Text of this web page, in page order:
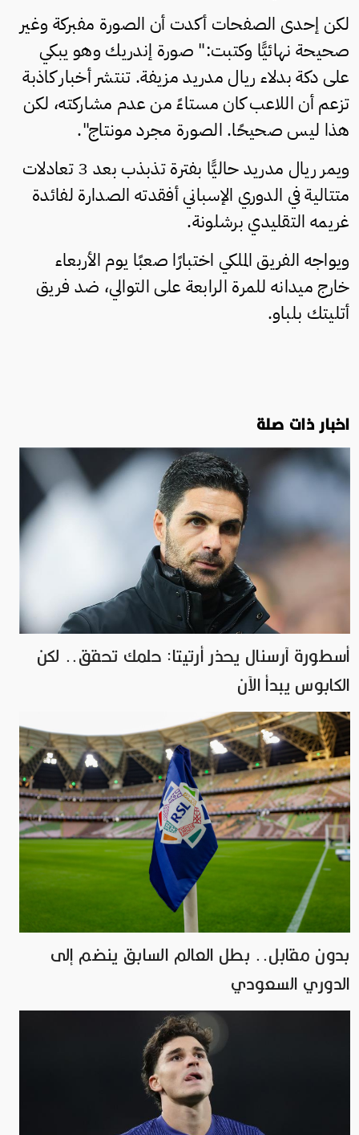
لكن إحدى الصفحات أكدت أن الصورة مفبركة وغير
صحيحة نهائيًّا وكتبت:" صورة إندريك وهو يبكي
على دكة بدلاء ريال مدريد مزيفة. تنتشر أخبار كاذبة
تزعم أن اللاعب كان مستاءً من عدم مشاركته، لكن
هذا ليس صحيحًا. الصورة مجرد مونتاج".
ويمر ريال مدريد حاليًّا بفترة تذبذب بعد 3 تعادلات
متتالية في الدوري الإسباني أفقدته الصدارة لفائدة
غريمه التقليدي برشلونة.
ويواجه الفريق الملكي اختبارًا صعبًا يوم الأربعاء
خارج ميدانه للمرة الرابعة على التوالي، ضد فريق
أتليتك بلباو.
اخبار ذات صلة
أسطورة آرسنال يحذر أرتيتا: حلمك تحقق.. لكن
الكابوس يبدأ الآن
بدون مقابل.. بطل العالم السابق ينضم إلى
الدوري السعودي